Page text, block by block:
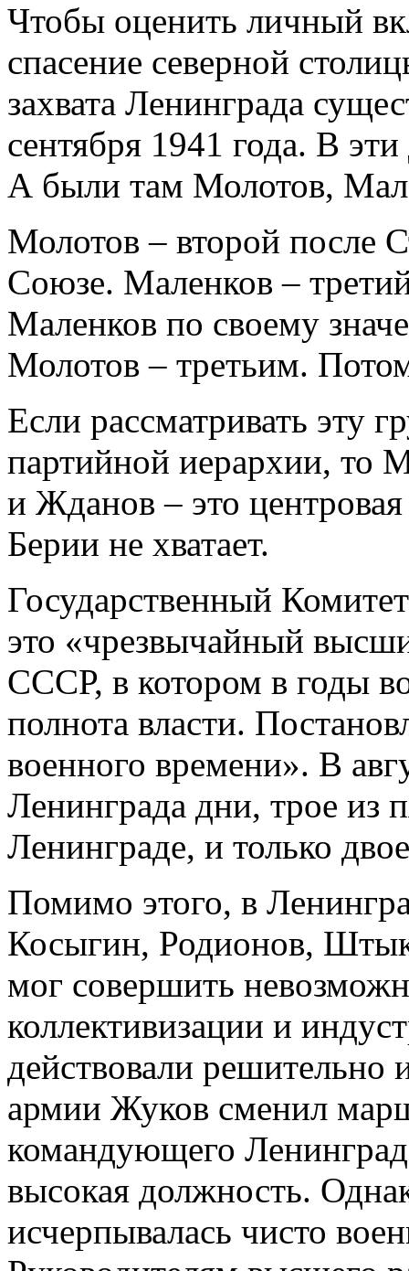
Чтобы оценить личный
спасение северной
захвата Ленинграда
сентября 1941 года. В
А были там Молотов,
Молотов – второй после
Союзе. Маленков –
Маленков по своему
Молотов – третьим.
Если рассматривать эту
партийной иерархии, то
и Жданов – это
Берии не хватает.
Государственный
это «чрезвычайный
СССР, в котором в годы
полнота власти.
военного времени». В
Ленинграда дни, трое из
Ленинграде, и только
Помимо этого, в
Косыгин, Родионов,
мог совершить
коллективизации и
действовали решительно
армии Жуков сменил
командующего
высокая должность.
исчерпывалась чисто